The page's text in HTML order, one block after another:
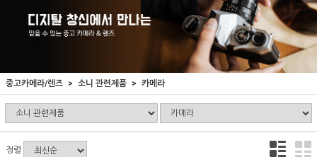
중고카메라/렌즈 소니 관련제품 카메라
정렬